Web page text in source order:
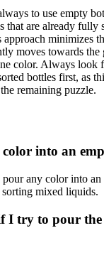
to use empty
that are already fully
approach minimizes
moves towards the
color. Always look
bottles first, as
remaining puzzle.
into an
any color into
mixed liquids.
I try to pour